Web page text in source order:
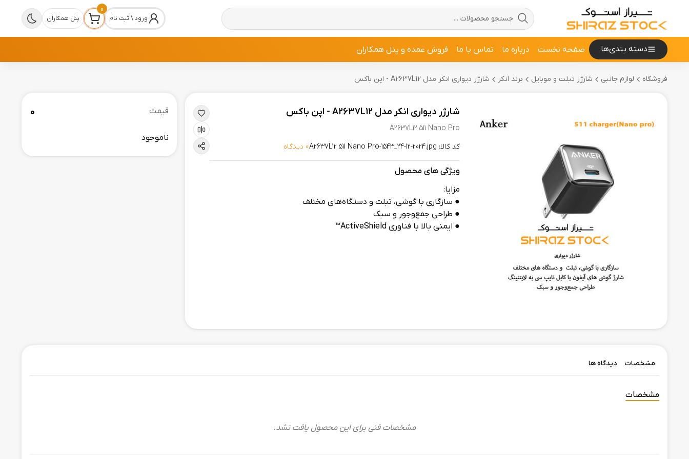
ورود \ ثبت نام
0
پنل همکاران
دسته بندی‌ها صفحه نخست درباره ما تماس با ما فروش عمده و پنل همکاران
فروشگاه لوازم جانبی شارژر تبلت و موبایل برند انکر شارژر دیواری انکر مدل A2637L12 - اپن باکس
شارژر دیواری انکر مدل A2637L12 - اپن باکس
A2637L12 511 Nano Pro
کد کالا: A2637L12 511 Nano Pro-1543_24-12-2024.jpg
0 دیدگاه
ویژگی های محصول
مزایا:
● سازگاری با گوشی، تبلت و دستگاه‌های مختلف
● طراحی جمع‌وجور و سبک
● ایمنی بالا با فناوری ActiveShield™
قیمت 0
ناموجود
مشخصات دیدگاه ها
مشخصات
مشخصات فنی برای این محصول یافت نشد.